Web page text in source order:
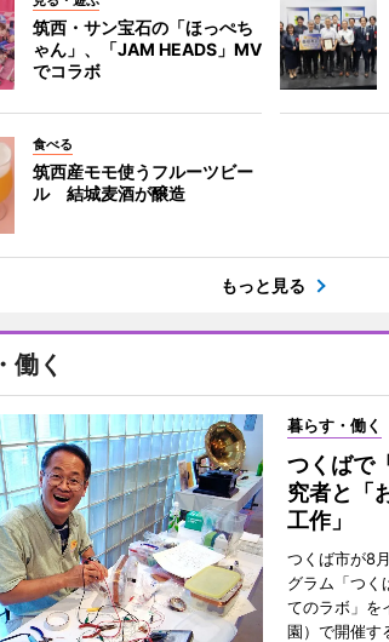
筑西・サン宝石の「ほっぺち
ゃん」、「JAM HEADS」MV
でコラボ
食べる
筑西産モモ使うフルーツビー
ル 結城麦酒が醸造
もっと見る
働く
暮らす・働く
つくばで
究者と「
工作」
つくば市が8
グラム「つく
てのラボ」を
園）で開催す